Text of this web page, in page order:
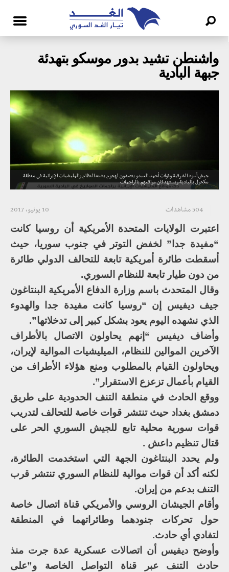
واشنطن تشيد بدور موسكو بتهدئة
جبهة البادية
جيش أسود الشرقية وقوات أحمد العبدو يتصدون لهجوم يشنه النظام والمليشيات الإيرانية في منطقة
مكحول بالبادية ويستهدفان مواقعهم بالراجمات
10 يونيو، 2017 504 مشاهدات
اعتبرت الولايات المتحدة الأمريكية أن روسيا كانت
“مفيدة جدا” لخفض التوتر في جنوب سوريا، حيث
أسقطت طائرة أمريكية تابعة للتحالف الدولي طائرة
من دون طيار تابعة للنظام السوري.
وقال المتحدث باسم وزارة الدفاع الأمريكية البنتاغون
جيف ديفيس إن “روسيا كانت مفيدة جدا والهدوء
الذي نشهده اليوم يعود بشكل كبير إلى تدخلاتها”.
وأضاف ديفيس “إنهم يحاولون الاتصال بالأطراف
الآخرين الموالين للنظام، الميليشيات الموالية لإيران،
ويحاولون القيام بالمطلوب ومنع هؤلاء الأطراف من
القيام بأعمال تزعزع الاستقرار”.
ووقع الحادث في منطقة التنف الحدودية على طريق
دمشق بغداد حيث تنتشر قوات خاصة للتحالف لتدريب
قوات سورية محلية تابع للجيش السوري الحر على
قتال تنظيم داعش .
ولم يحدد البنتاغون الجهة التي استخدمت الطائرة،
لكنه أكد أن قوات موالية للنظام السوري تنتشر قرب
التنف بدعم من إيران.
وأقام الجيشان الروسي والأمريكي قناة اتصال خاصة
حول تحركات جنودهما وطائراتهما في المنطقة
لتفادي أي حادث.
وأوضح ديفيس أن اتصالات عسكرية عدة جرت منذ
حادث التنف عبر قناة التواصل الخاصة و”على